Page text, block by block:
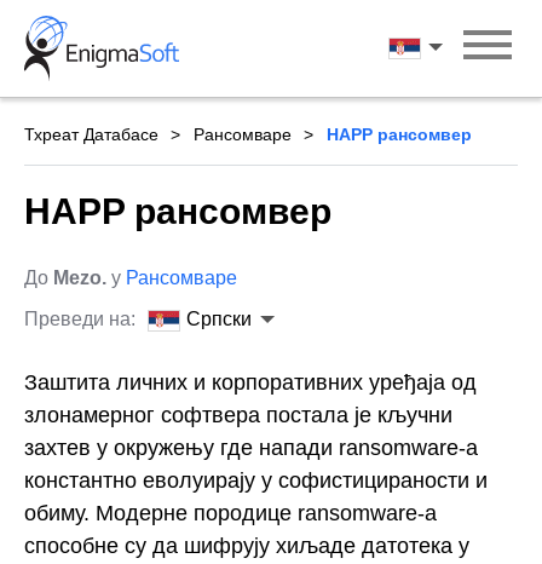
Skip
content
Српски
Тхреат Датабасе Рансомваре HAPP рансомвер
HAPP рансомвер
До Mezo. у Рансомваре
Преведи на:
Српски
Заштита личних и корпоративних уређаја од
злонамерног софтвера постала је кључни
захтев у окружењу где напади ransomware-а
константно еволуирају у софистицираности и
обиму. Модерне породице ransomware-а
способне су да шифрују хиљаде датотека у